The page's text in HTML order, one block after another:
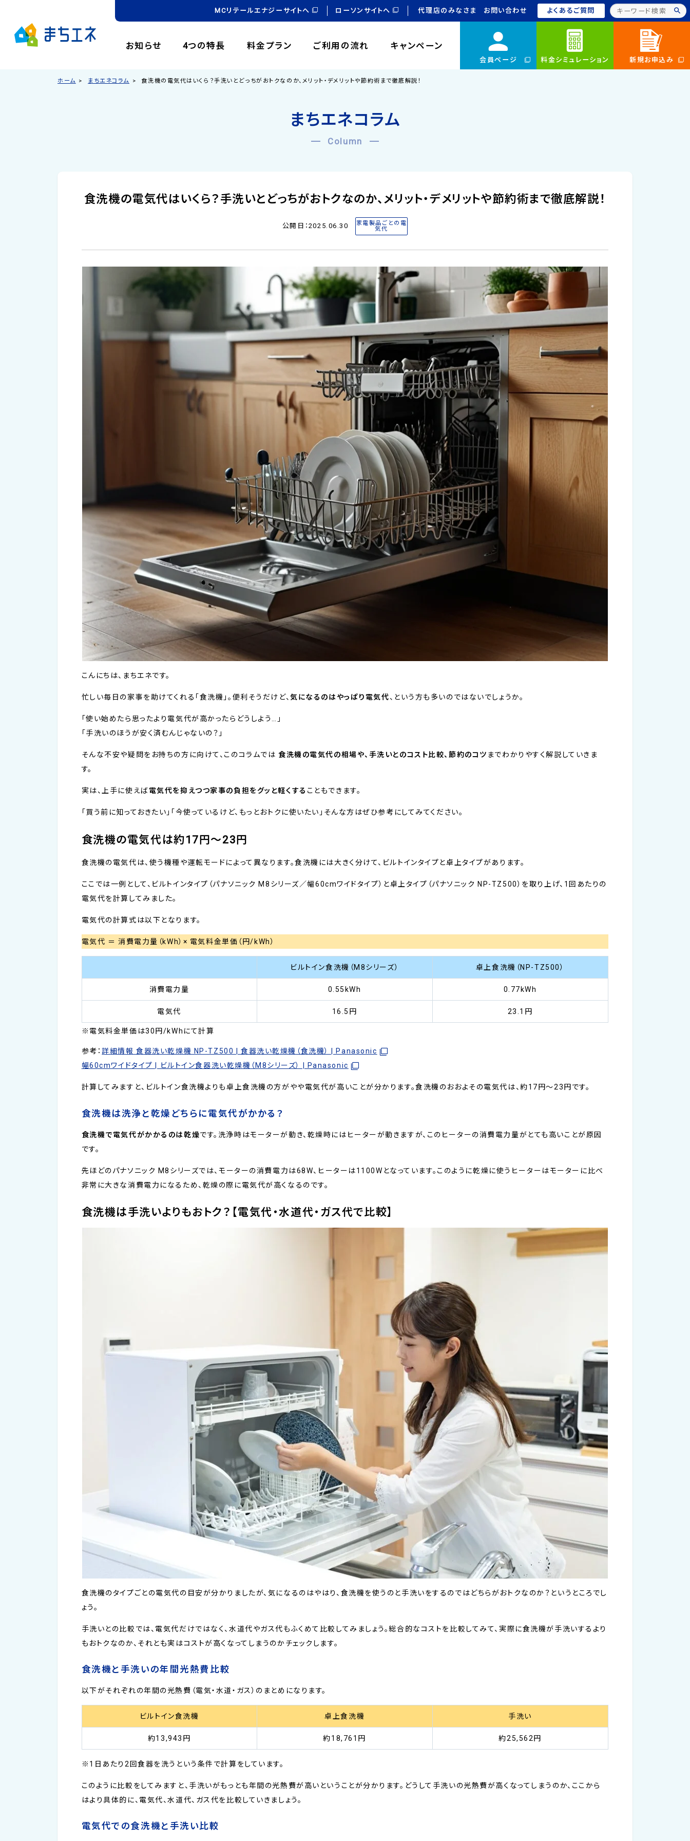
会員ページ 料金シミュレーション 新規お申込み
お知らせ 4つの特長 料金プラン ご利用の流れ キャンペーン
MCリテールエナジーサイトへ ローソンサイトへ 代理店のみなさま お問い合わせ よくあるご質問
ホーム まちエネコラム 食洗機の電気代はいくら？手洗いとどっちがおトクなのか、メリット・デメリットや節約術まで徹底解説！
まちエネコラム
Column
食洗機の電気代はいくら？手洗いとどっちがおトクなのか、メリット・デメリットや節約術まで徹底解説！
公開日：2025.06.30
家電製品ごとの電
気代
こんにちは、まちエネです。
忙しい毎日の家事を助けてくれる「食洗機」。便利そうだけど、気になるのはやっぱり電気代、という方も多いのではないでしょうか。
「使い始めたら思ったより電気代が高かったらどうしよう…」
「手洗いのほうが安く済むんじゃないの？」
そんな不安や疑問をお持ちの方に向けて、このコラムでは 食洗機の電気代の相場や、手洗いとのコスト比較、節約のコツ までわかりやすく解説していきま
す。
実は、上手に使えば電気代を抑えつつ家事の負担をグッと軽くする こともできます。
「買う前に知っておきたい」「今使っているけど、もっとおトクに使いたい」そんな方はぜひ参考にしてみてください。
食洗機の電気代は約17円～23円
食洗機の電気代は、使う機種や運転モードによって異なります。食洗機には大きく分けて、ビルトインタイプと卓上タイプがあります。
ここでは一例として、ビルトインタイプ（パナソニック M8シリーズ／幅60cmワイドタイプ）と卓上タイプ（パナソニック NP-TZ500）を取り上げ、1回あたりの
電気代を計算してみました。
電気代の計算式は以下となります。
電気代 ＝ 消費電力量（kWh）× 電気料金単価（円/kWh）
ビルトイン食洗機（M8シリーズ） 卓上食洗機（NP-TZ500）
消費電力量 0.55kWh 0.77kWh
電気代 16.5‬円 23.1‬円
※電気料金単価は30円/kWhにて計算
参考：詳細情報 食器洗い乾燥機 NP-TZ500 | 食器洗い乾燥機（食洗機） | Panasonic
幅60cmワイドタイプ | ビルトイン食器洗い乾燥機（M8シリーズ） | Panasonic
計算してみますと、ビルトイン食洗機よりも卓上食洗機の方がやや電気代が高いことが分かります。食洗機のおおよその電気代は、約17円～23円です。
食洗機は洗浄と乾燥どちらに電気代がかかる？
食洗機で電気代がかかるのは乾燥です。洗浄時はモーターが動き、乾燥時にはヒーターが動きますが、このヒーターの消費電力量がとても高いことが原因
です。
先ほどのパナソニック M8シリーズでは、モーターの消費電力は68W、ヒーターは1100Wとなっています。このように乾燥に使うヒーターはモーターに比べ
非常に大きな消費電力になるため、乾燥の際に電気代が高くなるのです。
食洗機は手洗いよりもおトク？【電気代・水道代・ガス代で比較】
食洗機のタイプごとの電気代の目安が分かりましたが、気になるのはやはり、食洗機を使うのと手洗いをするのではどちらがおトクなのか？というところでし
ょう。
手洗いとの比較では、電気代だけではなく、水道代やガス代もふくめて比較してみましょう。総合的なコストを比較してみて、実際に食洗機が手洗いするより
もおトクなのか、それとも実はコストが高くなってしまうのかチェックします。
食洗機と手洗いの年間光熱費比較
以下がそれぞれの年間の光熱費（電気・水道・ガス）のまとめになります。
ビルトイン食洗機 卓上食洗機 手洗い
約13,943円 約18,761円 約25,562円
※1日あたり2回食器を洗うという条件で計算をしています。
このように比較をしてみますと、手洗いがもっとも年間の光熱費が高いということが分かります。どうして手洗いの光熱費が高くなってしまうのか、ここから
はより具体的に、電気代、水道代、ガス代を比較していきましょう。
電気代での食洗機と手洗い比較